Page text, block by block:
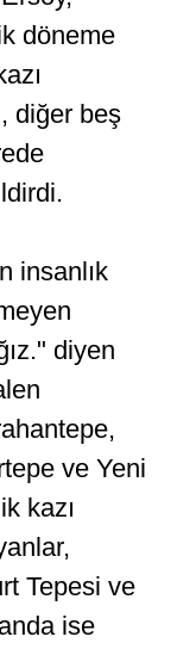
döneme
diğer beş
insanlık
diyen
ve Yeni
kazı
Tepesi ve
ise